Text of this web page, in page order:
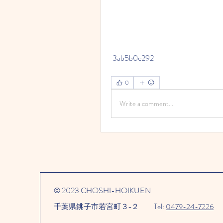
3ab5b0c292
0
Write a comment...
© 2023 CHOSHI-HOIKUEN
千葉県銚子市若宮町３−２​ Tel: 0479-24-7226